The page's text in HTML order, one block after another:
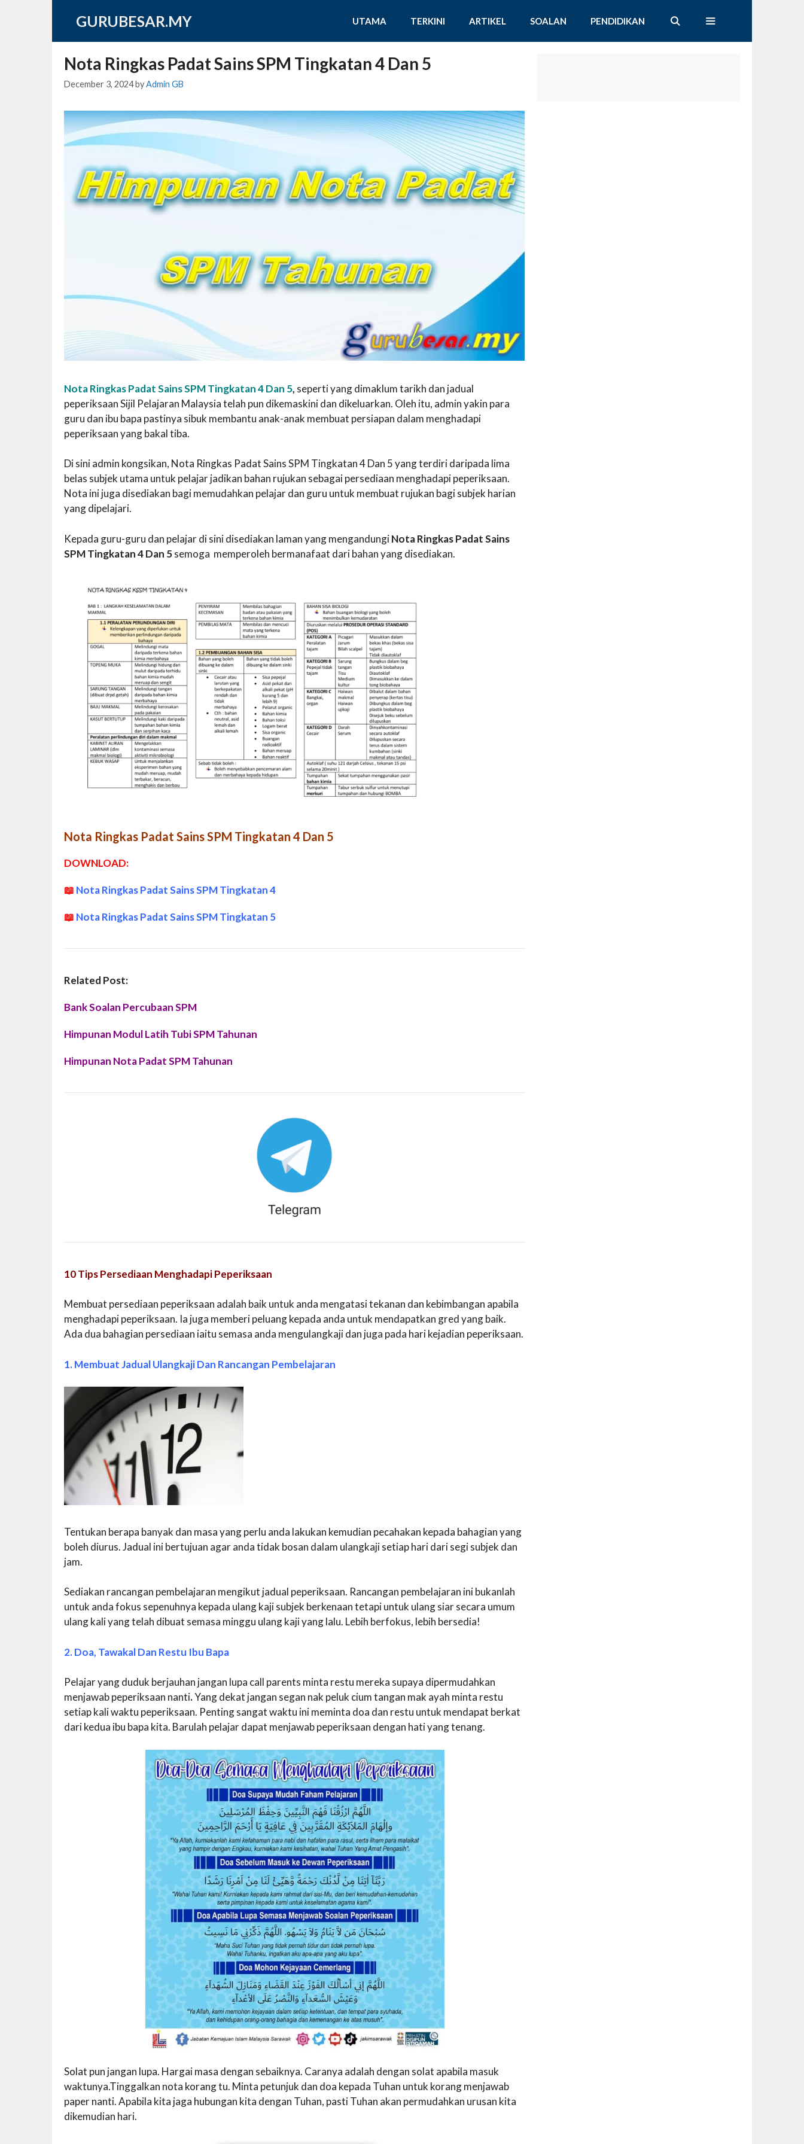
GURUBESAR.MY UTAMA TERKINI ARTIKEL SOALAN PENDIDIKAN
Nota Ringkas Padat Sains SPM Tingkatan 4 Dan 5
December 3, 2024byAdmin GB
Nota Ringkas Padat Sains SPM Tingkatan 4 Dan 5, seperti yang dimaklum tarikh dan jadual
peperiksaan Sijil Pelajaran Malaysia telah pun dikemaskini dan dikeluarkan. Oleh itu, admin yakin para
guru dan ibu bapa pastinya sibuk membantu anak-anak membuat persiapan dalam menghadapi
peperiksaan yang bakal tiba.
Di sini admin kongsikan, Nota Ringkas Padat Sains SPM Tingkatan 4 Dan 5 yang terdiri daripada lima
belas subjek utama untuk pelajar jadikan bahan rujukan sebagai persediaan menghadapi peperiksaan.
Nota ini juga disediakan bagi memudahkan pelajar dan guru untuk membuat rujukan bagi subjek harian
yang dipelajari.
Kepada guru-guru dan pelajar di sini disediakan laman yang mengandungiNota Ringkas Padat Sains
SPM Tingkatan 4 Dan 5semoga memperoleh bermanafaat dari bahan yang disediakan.
Nota Ringkas Padat Sains SPM Tingkatan 4 Dan 5
DOWNLOAD:
📖 Nota Ringkas Padat Sains SPM Tingkatan 4
📖 Nota Ringkas Padat Sains SPM Tingkatan 5
Related Post:
Bank Soalan Percubaan SPM
Himpunan Modul Latih Tubi SPM Tahunan
Himpunan Nota Padat SPM Tahunan
10 Tips Persediaan Menghadapi Peperiksaan
Membuat persediaan peperiksaan adalah baik untuk anda mengatasi tekanan dan kebimbangan apabila
menghadapi peperiksaan. Ia juga memberi peluang kepada anda untuk mendapatkan gred yang baik.
Ada dua bahagian persediaan iaitu semasa anda mengulangkaji dan juga pada hari kejadian peperiksaan.
1. Membuat Jadual Ulangkaji Dan Rancangan Pembelajaran
Tentukan berapa banyak dan masa yang perlu anda lakukan kemudian pecahakan kepada bahagian yang
boleh diurus. Jadual ini bertujuan agar anda tidak bosan dalam ulangkaji setiap hari dari segi subjek dan
jam.
Sediakan rancangan pembelajaran mengikut jadual peperiksaan. Rancangan pembelajaran ini bukanlah
untuk anda fokus sepenuhnya kepada ulang kaji subjek berkenaan tetapi untuk ulang siar secara umum
ulang kali yang telah dibuat semasa minggu ulang kaji yang lalu. Lebih berfokus, lebih bersedia!
2. Doa, Tawakal Dan Restu Ibu Bapa
Pelajar yang duduk berjauhan jangan lupa call parents minta restu mereka supaya dipermudahkan
menjawab peperiksaan nanti.Yang dekat jangan segan nak peluk cium tangan mak ayah minta restu
setiap kali waktu peperiksaan. Penting sangat waktu ini meminta doa dan restu untuk mendapat berkat
dari kedua ibu bapa kita. Barulah pelajar dapat menjawab peperiksaan dengan hati yang tenang.
Solat pun jangan lupa. Hargai masa dengan sebaiknya. Caranya adalah dengan solat apabila masuk
waktunya.Tinggalkan nota korang tu. Minta petunjuk dan doa kepada Tuhan untuk korang menjawab
paper nanti. Apabila kita jaga hubungan kita dengan Tuhan, pasti Tuhan akan permudahkan urusan kita
dikemudian hari.